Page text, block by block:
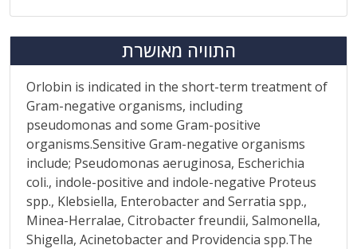
התוויה מאושרת
Orlobin is indicated in the short-term treatment of
Gram-negative organisms, including
pseudomonas and some Gram-positive
organisms.Sensitive Gram-negative organisms
include; Pseudomonas aeruginosa, Escherichia
coli., indole-positive and indole-negative Proteus
spp., Klebsiella, Enterobacter and Serratia spp.,
Minea-Herralae, Citrobacter freundii, Salmonella,
Shigella, Acinetobacter and Providencia spp.The